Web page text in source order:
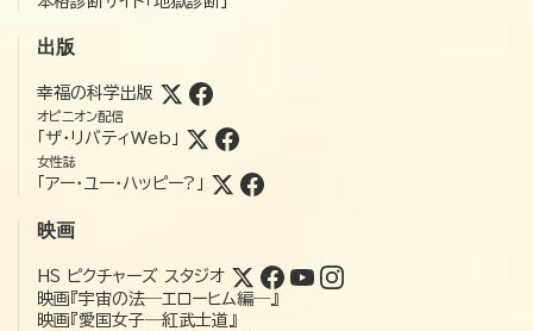
出版
幸福の科学出版
オピニオン配信
「ザ・リバティWeb」
女性誌
「アー・ユー・ハッピー?」
映画
HS ピクチャーズ スタジオ
映画『宇宙の法―エローヒム編―』
映画『愛国女子―紅武士道』